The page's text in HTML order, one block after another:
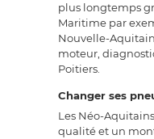
plus longtemps
Maritime par
Nouvelle-
moteur,
Poitiers.
Changer ses
Les Néo-
qualité et un